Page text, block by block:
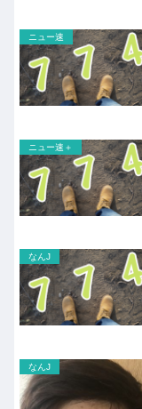
ニュー速
ニュー速＋
なんJ
なんJ